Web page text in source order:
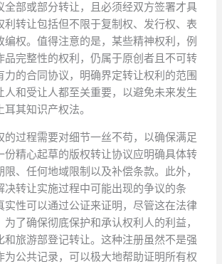
全部或部分转让，且必须经双方签署才具
利转让包括但不限于复制权、发行权、表
编权。值得注意的是，某些精神权利，例
品完整性的权利，仍属于原创者且不可转
力的合同协议，明确界定转让权利的范围
人和受让人都至关重要，以避免未来发生
其知识产权法。
的过程需要对细节一丝不苟，以确保满足
份精心起草的版权转让协议应明确具体转
、任何地域限制以及补偿条款。此外，
决转让实施过程中可能出现的争议的条
实性可以通过公证来证明，尽管这在法律
为了确保彻底保护和承认权利人的利益，
和旅游部登记转让。这种注册虽然不是强
为公共记录，可以极大地帮助证明所有权